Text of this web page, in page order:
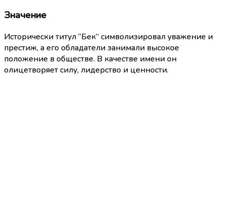
Значение
Исторически титул “Бек” символизировал уважение и
престиж, а его обладатели занимали высокое
положение в обществе. В качестве имени он
олицетворяет силу, лидерство и ценности.